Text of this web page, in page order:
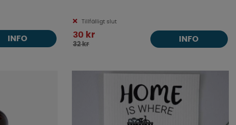
INFO
Tillfälligt slut
30 kr
32 kr
INFO